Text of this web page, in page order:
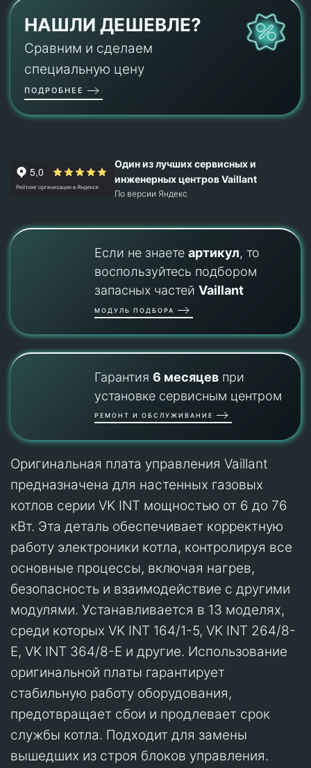
НАШЛИ ДЕШЕВЛЕ?
Сравним и сделаем
специальную цену
ПОДРОБНЕЕ
Один из лучших сервисных и
инженерных центров Vaillant
По версии Яндекс
Если не знаете артикул, то
воспользуйтесь подбором
запасных частей Vaillant
МОДУЛЬ ПОДБОРА
Гарантия 6 месяцевпри
установке сервисным центром
РЕМОНТ И ОБСЛУЖИВАНИЕ
Оригинальная плата управления Vaillant
предназначена для настенных газовых
котлов серии VK INT мощностью от 6 до 76
кВт. Эта деталь обеспечивает корректную
работу электроники котла, контролируя все
основные процессы, включая нагрев,
безопасность и взаимодействие с другими
модулями. Устанавливается в 13 моделях,
среди которых VK INT 164/1-5, VK INT 264/8-
E, VK INT 364/8-E и другие. Использование
оригинальной платы гарантирует
стабильную работу оборудования,
предотвращает сбои и продлевает срок
службы котла. Подходит для замены
вышедших из строя блоков управления.